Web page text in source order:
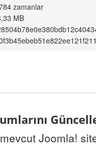
zamanlar
MB
Joomla!